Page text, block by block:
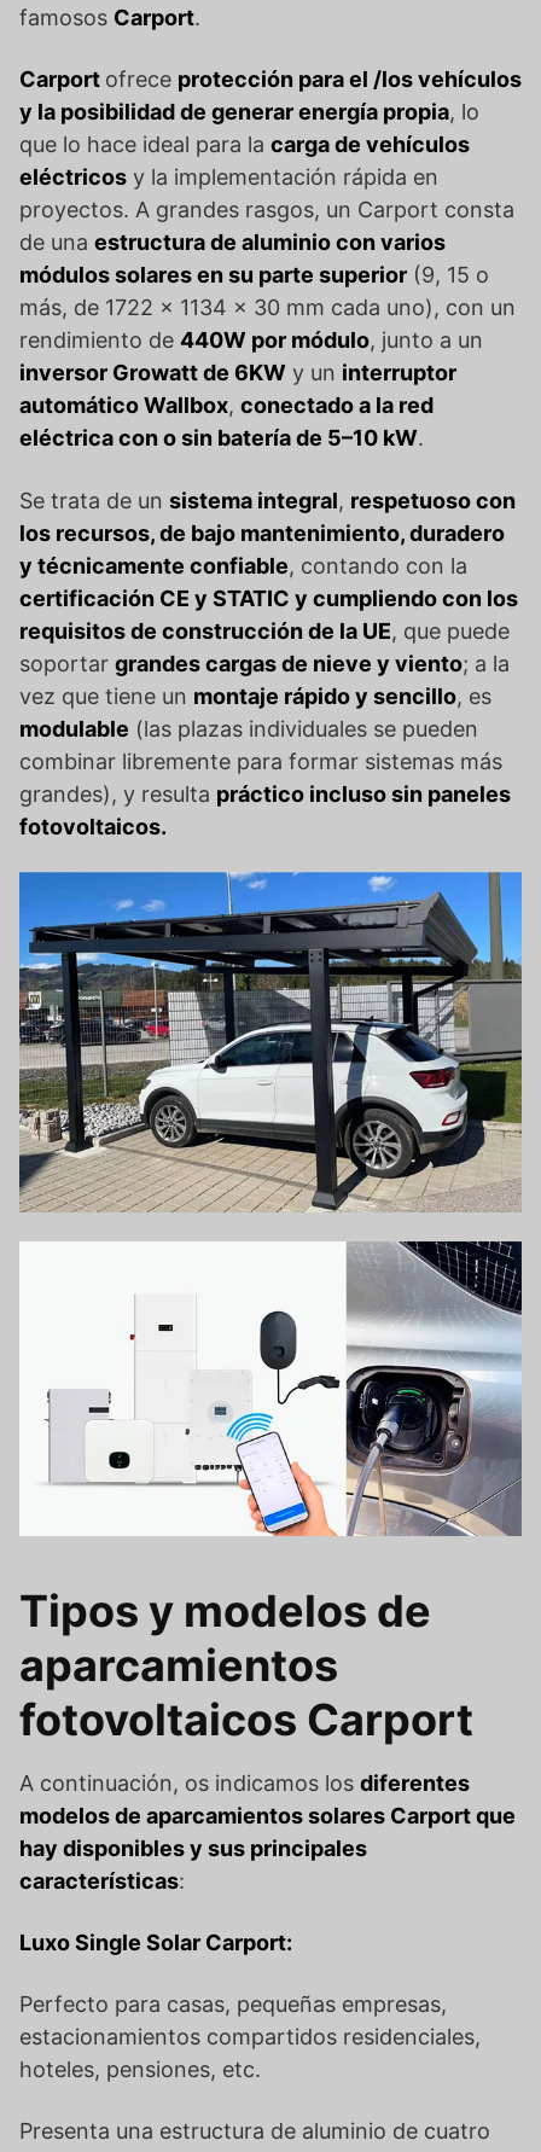
famosos Carport.
Carport ofrece protección para el /los vehículos
y la posibilidad de generar energía propia, lo
que lo hace ideal para la carga de vehículos
eléctricos y la implementación rápida en
proyectos. A grandes rasgos, un Carport consta
de una estructura de aluminio con varios
módulos solares en su parte superior (9, 15 o
más, de 1722 × 1134 × 30 mm cada uno), con un
rendimiento de 440W por módulo, junto a un
inversor Growatt de 6KW y un interruptor
automático Wallbox, conectado a la red
eléctrica con o sin bateríade 5–10 kW.
Se trata de un sistema integral, respetuoso con
los recursos, de bajo mantenimiento, duradero
y técnicamente confiable, contando con la
certificación CE y STATIC y cumpliendo con los
requisitos de construcción de la UE, que puede
soportar grandes cargas de nieve y viento; a la
vez que tiene un montaje rápido y sencillo, es
modulable (las plazas individuales se pueden
combinar libremente para formar sistemas más
grandes), y resulta práctico incluso sin paneles
fotovoltaicos.
Tipos y modelos de
aparcamientos
fotovoltaicos Carport
A continuación, os indicamos los diferentes
modelos de aparcamientos solares Carport que
hay disponibles y sus principales
características:
Luxo Single Solar Carport:
Perfecto para casas, pequeñas empresas,
estacionamientos compartidos residenciales,
hoteles, pensiones, etc.
Presenta una estructura de aluminio de cuatro